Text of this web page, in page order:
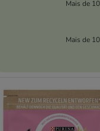
Mais de
Mais de